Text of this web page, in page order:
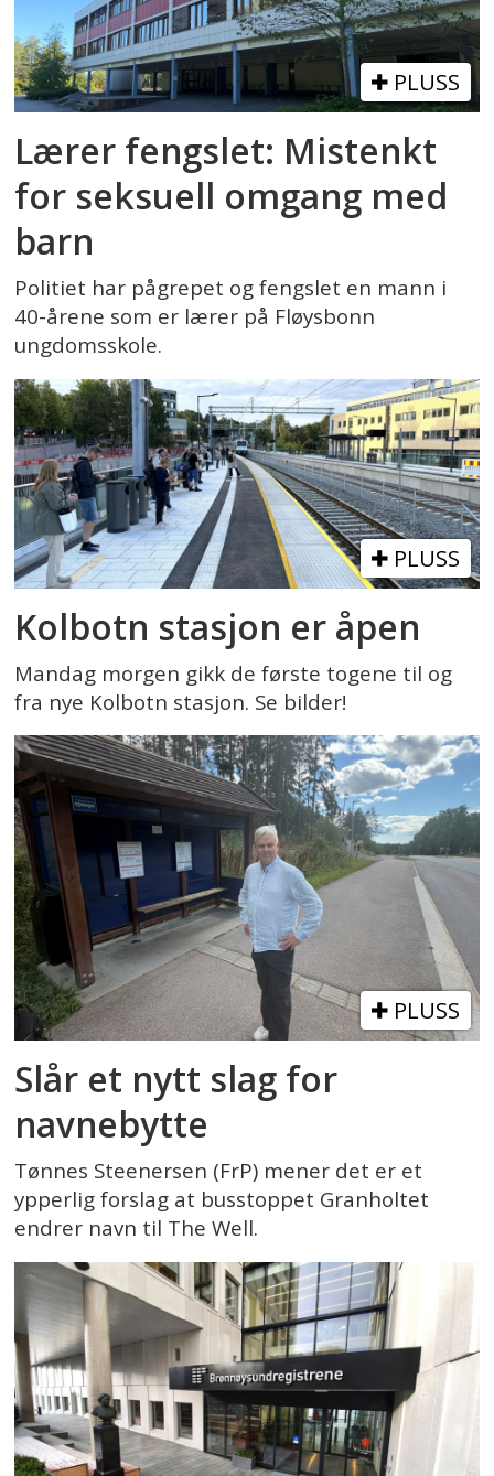
PLUSS
Lærer fengslet: Mistenkt
for seksuell omgang med
barn
Politiet har pågrepet og fengslet en mann i
40-årene som er lærer på Fløysbonn
ungdomsskole.
PLUSS
Kolbotn stasjon er åpen
Mandag morgen gikk de første togene til og
fra nye Kolbotn stasjon. Se bilder!
PLUSS
Slår et nytt slag for
navnebytte
Tønnes Steenersen (FrP) mener det er et
ypperlig forslag at busstoppet Granholtet
endrer navn til The Well.